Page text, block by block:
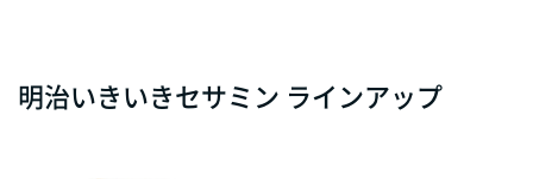
明治いきいきセサミン ラインアップ